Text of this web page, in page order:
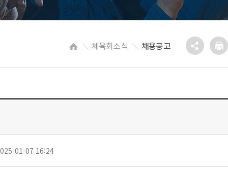
체육회소식 채용공고
01-07 16:24